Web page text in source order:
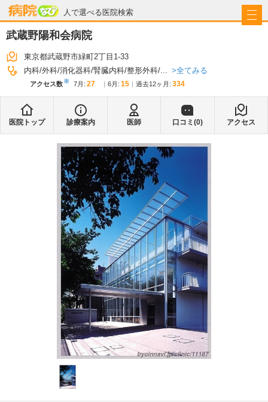
人で選べる医院検索
病院なび
武蔵野陽和会病院
東京都武蔵野市緑町2丁目1-33
内科 外科 消化器科 腎臓内科 整形外科 ... 全てみる
アクセス数※ 7月 : 27 6月 : 15 過去12ヶ月: 334
医院トップ 診療案内 医師 口コミ(0) アクセス